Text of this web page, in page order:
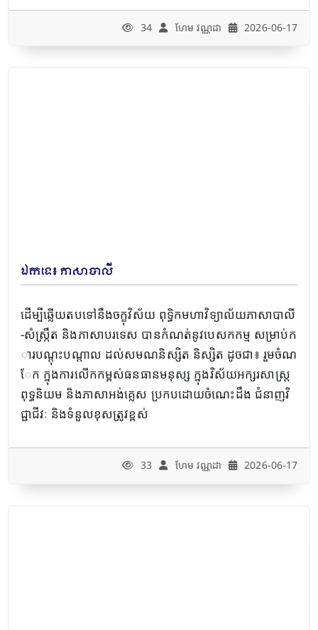
34 ហែម វណ្ណដា 2026-06-17
ឯកទេ៖ ភាសាបាលី
ដើម្បីឆ្លើយតបទៅនឹងចក្ខុវិស័យ ពុទ្ធិកមហាវិទ្យាល័យភាសាបាលី
-សំស្រ្កឹត និងភាសាបរទេស បានកំណត់នូវបេសកកម្ម សម្រាប់ក
ារបណ្តុះបណ្តាល ដល់សមណនិស្សិត និស្សិត ដូចជា៖ រួមចំណ
ែក ក្នុងការលើកកម្ពស់ធនធានមនុស្ស ក្នុងវិស័យអក្សរសាស្រ្ត
ពុទ្ធនិយម​ និងភាសាអង់គ្លេស ប្រកបដោយចំណេះដឹង ជំនាញវិ
ជ្ជាជីវៈ និងទំនួលខុសត្រូវខ្ពស់
33 ហែម វណ្ណដា 2026-06-17